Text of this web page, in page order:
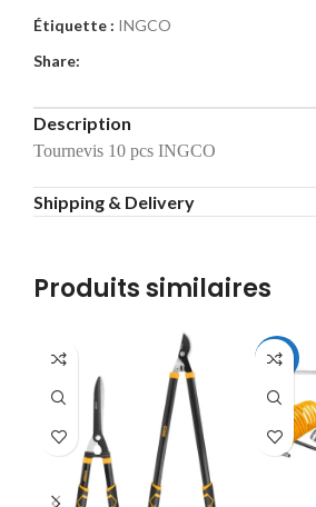
Étiquette : INGCO
Share:
Description
Tournevis 10 pcs INGCO
Shipping & Delivery
Produits similaires
-29%